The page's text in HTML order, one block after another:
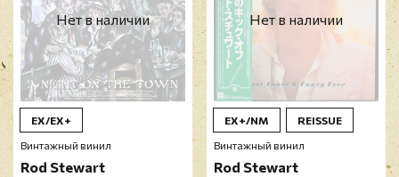
Нет в наличии
EX/EX+
Винтажный винил
Rod Stewart
Нет в наличии
EX+/NM
REISSUE
Винтажный винил
Rod Stewart